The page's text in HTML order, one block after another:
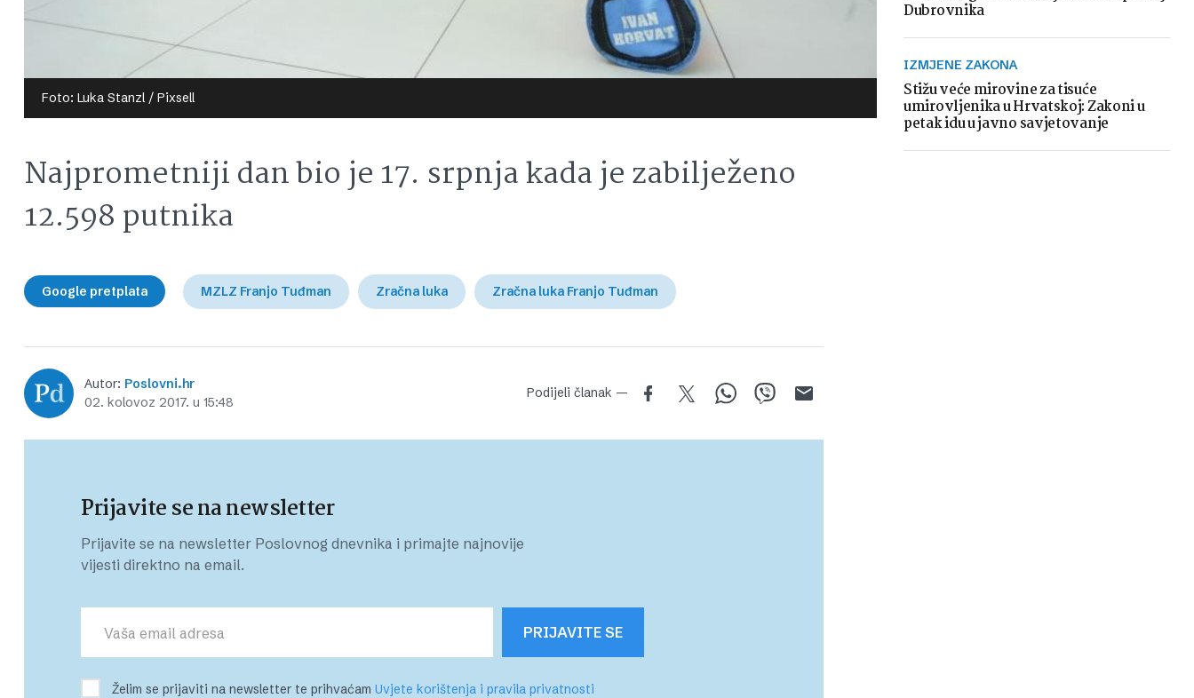
Foto: Luka Stanzl / Pixsell
Najprometniji dan bio je 17. srpnja kada je zabilježeno
12.598 putnika
Google pretplata MZLZ Franjo Tuđman Zračna luka Zračna luka Franjo Tuđman
Autor: Poslovni.hr
02. kolovoz 2017. u 15:48
Podijeli članak —
Prijavite se na newsletter
Prijavite se na newsletter Poslovnog dnevnika i primajte najnovije
vijesti direktno na email.
PRIJAVITE SE
Želim se prijaviti na newsletter te prihvaćam Uvjete korištenja i pravila privatnosti
Dubrovnika
IZMJENE ZAKONA
Stižu veće mirovine za tisuće
umirovljenika u Hrvatskoj: Zakoni u
petak idu u javno savjetovanje